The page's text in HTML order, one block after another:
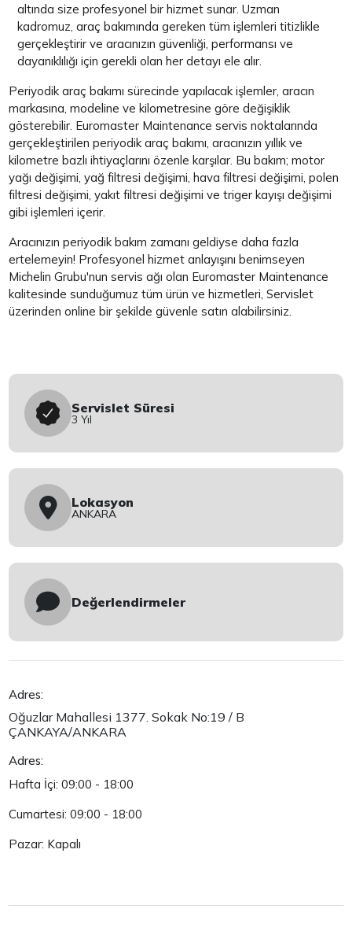
altında size profesyonel bir hizmet sunar. Uzman
kadromuz, araç bakımında gereken tüm işlemleri titizlikle
gerçekleştirir ve aracınızın güvenliği, performansı ve
dayanıklılığı için gerekli olan her detayı ele alır.
Periyodik araç bakımı sürecinde yapılacak işlemler, aracın
markasına, modeline ve kilometresine göre değişiklik
gösterebilir. Euromaster Maintenance servis noktalarında
gerçekleştirilen periyodik araç bakımı, aracınızın yıllık ve
kilometre bazlı ihtiyaçlarını özenle karşılar. Bu bakım; motor
yağı değişimi, yağ filtresi değişimi, hava filtresi değişimi, polen
filtresi değişimi, yakıt filtresi değişimi ve triger kayışı değişimi
gibi işlemleri içerir.
Aracınızın periyodik bakım zamanı geldiyse daha fazla
ertelemeyin! Profesyonel hizmet anlayışını benimseyen
Michelin Grubu'nun servis ağı olan Euromaster Maintenance
kalitesinde sunduğumuz tüm ürün ve hizmetleri, Servislet
üzerinden online bir şekilde güvenle satın alabilirsiniz.
Servislet Süresi
3 Yıl
Lokasyon
ANKARA
Değerlendirmeler
Adres:
Oğuzlar Mahallesi 1377. Sokak No:19 / B
ÇANKAYA/ANKARA
Adres:
Hafta İçi: 09:00 - 18:00
Cumartesi: 09:00 - 18:00
Pazar: Kapalı